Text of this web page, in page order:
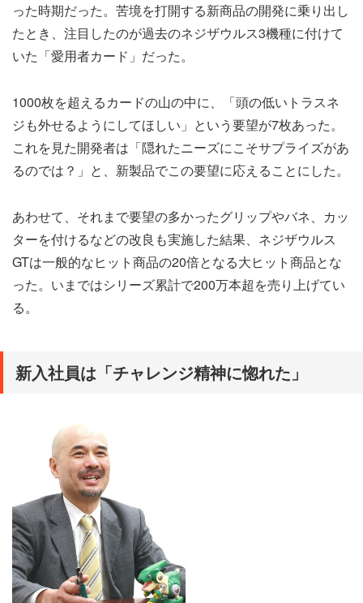
った時期だった。苦境を打開する新商品の開発に乗り出し
たとき、注目したのが過去のネジザウルス3機種に付けて
いた「愛用者カード」だった。
1000枚を超えるカードの山の中に、「頭の低いトラスネ
ジも外せるようにしてほしい」という要望が7枚あった。
これを見た開発者は「隠れたニーズにこそサプライズがあ
るのでは？」と、新製品でこの要望に応えることにした。
あわせて、それまで要望の多かったグリップやバネ、カッ
ターを付けるなどの改良も実施した結果、ネジザウルス
GTは一般的なヒット商品の20倍となる大ヒット商品とな
った。いまではシリーズ累計で200万本超を売り上げてい
る。
新入社員は「チャレンジ精神に惚れた」